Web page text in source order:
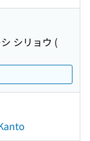
シリョウ (